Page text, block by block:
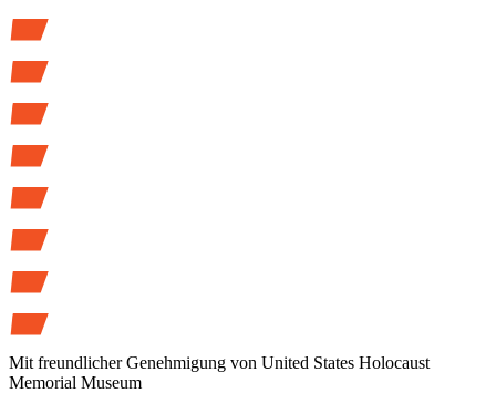
Mit freundlicher Genehmigung von United States Holocaust
Memorial Museum